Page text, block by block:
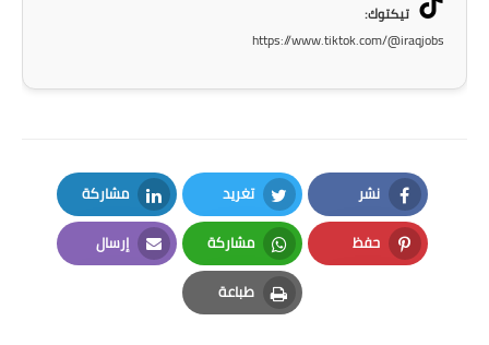
تيكتوك:
https://www.tiktok.com/@iraqjobs
نشر
Facebook
تغريد
Twitter
مشاركة
LinkedIn
حفظ
Pinterest
مشاركة
Whatsapp
إرسال
Email
طباعة
Print